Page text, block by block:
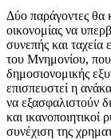
Δύο παράγοντες θα
οικονομίας να
συνεπής και ταχεία
του Μνημονίου,
δημοσιονομικής
επισπευστεί η
να εξασφαλιστούν
και ικανοποιητικοί
συνέχιση της